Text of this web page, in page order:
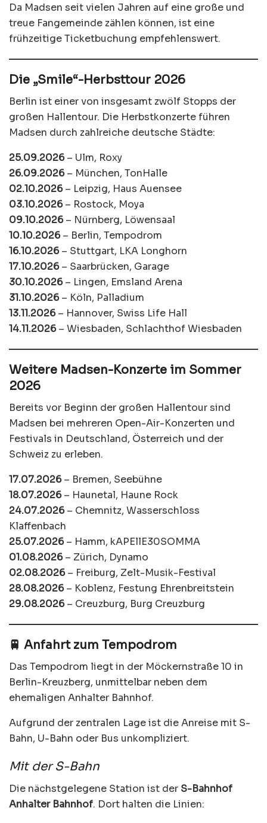
Da Madsen seit vielen Jahren auf eine große und
treue Fangemeinde zählen können, ist eine
frühzeitige Ticketbuchung empfehlenswert.
Die „Smile“-Herbsttour 2026
Berlin ist einer von insgesamt zwölf Stopps der
großen Hallentour. Die Herbstkonzerte führen
Madsen durch zahlreiche deutsche Städte:
25.09.2026– Ulm, Roxy
26.09.2026– München, TonHalle
02.10.2026– Leipzig, Haus Auensee
03.10.2026– Rostock, Moya
09.10.2026– Nürnberg, Löwensaal
10.10.2026– Berlin, Tempodrom
16.10.2026– Stuttgart, LKA Longhorn
17.10.2026– Saarbrücken, Garage
30.10.2026– Lingen, Emsland Arena
31.10.2026– Köln, Palladium
13.11.2026– Hannover, Swiss Life Hall
14.11.2026– Wiesbaden, Schlachthof Wiesbaden
Weitere Madsen-Konzerte im Sommer
2026
Bereits vor Beginn der großen Hallentour sind
Madsen bei mehreren Open-Air-Konzerten und
Festivals in Deutschland, Österreich und der
Schweiz zu erleben.
17.07.2026– Bremen, Seebühne
18.07.2026– Haunetal, Haune Rock
24.07.2026– Chemnitz, Wasserschloss
Klaffenbach
25.07.2026– Hamm, kAPEllE30SOMMA
01.08.2026– Zürich, Dynamo
02.08.2026– Freiburg, Zelt-Musik-Festival
28.08.2026– Koblenz, Festung Ehrenbreitstein
29.08.2026– Creuzburg, Burg Creuzburg
🚆 Anfahrt zum Tempodrom
Das Tempodrom liegt in der Möckernstraße 10 in
Berlin-Kreuzberg, unmittelbar neben dem
ehemaligen Anhalter Bahnhof.
Aufgrund der zentralen Lage ist die Anreise mit S-
Bahn, U-Bahn oder Bus unkompliziert.
Mit der S-Bahn
Die nächstgelegene Station ist der S-Bahnhof
Anhalter Bahnhof. Dort halten die Linien: